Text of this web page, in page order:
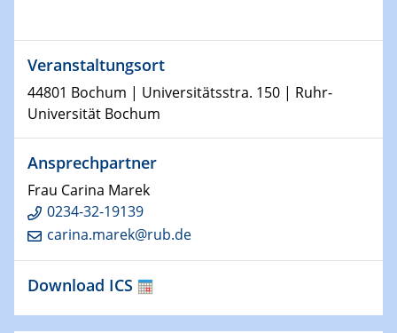
Comets – Why Should We Study Them?
15.01.2025
GDCh Kolloquium
Physikalisches Kolloquium
Make it and break it: Contact and Cracks at soft
interfaces
29.01.2025
Veranstaltungsort
44801 Bochum | Universitätsstra. 150 | Ruhr-
Universität Bochum
Ansprechpartner
Frau Carina Marek
0234-32-19139
carina.marek@rub.de
Download ICS